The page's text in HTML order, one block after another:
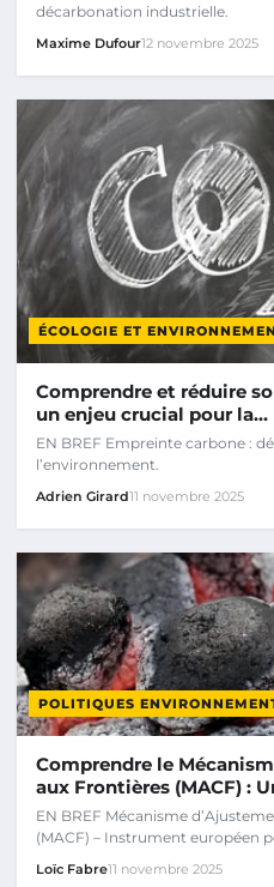
décarbonation industrielle.
Maxime Dufour12 novembre 2025
ÉCOLOGIE ET
Comprendre et réduire
un enjeu crucial pour la…
EN BREF Empreinte carbone :
l’environnement.
Adrien Girard11 novembre 2025
POLITIQUES
Comprendre le
aux Frontières (MACF) :
EN BREF Mécanisme
(MACF) – Instrument européen
Loïc Fabre11 novembre 2025